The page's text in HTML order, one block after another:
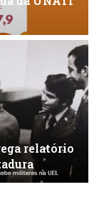
relatório